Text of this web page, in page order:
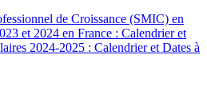
de Croissance (SMIC) en
et 2024 en France : Calendrier et
2024-2025 : Calendrier et Dates à